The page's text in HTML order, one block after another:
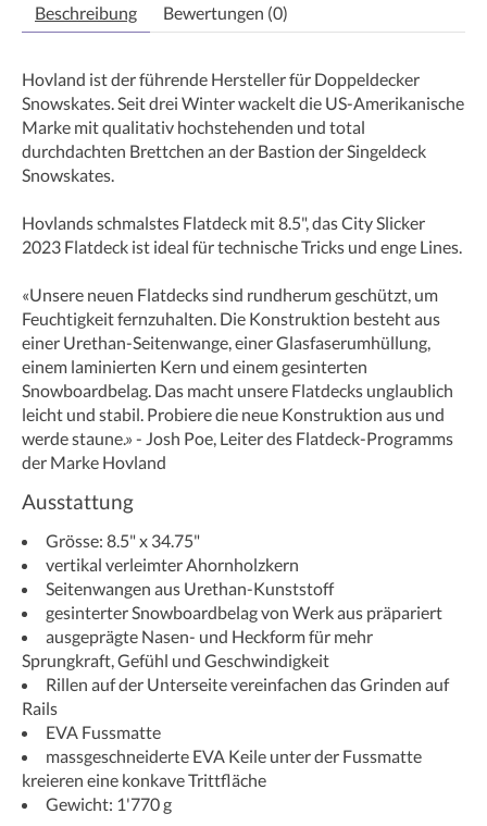
Beschreibung Bewertungen (0)
Hovland ist der führende Hersteller für Doppeldecker
Snowskates. Seit drei Winter wackelt die US-Amerikanische
Marke mit qualitativ hochstehenden und total
durchdachten Brettchen an der Bastion der Singeldeck
Snowskates.
Hovlands schmalstes Flatdeck mit 8.5", das City Slicker
2023 Flatdeck ist ideal für technische Tricks und enge Lines.
«Unsere neuen Flatdecks sind rundherum geschützt, um
Feuchtigkeit fernzuhalten. Die Konstruktion besteht aus
einer Urethan-Seitenwange, einer Glasfaserumhüllung,
einem laminierten Kern und einem gesinterten
Snowboardbelag. Das macht unsere Flatdecks unglaublich
leicht und stabil. Probiere die neue Konstruktion aus und
werde staune.» - Josh Poe, Leiter des Flatdeck-Programms
der Marke Hovland
Ausstattung
Grösse: 8.5" x 34.75"
vertikal verleimter Ahornholzkern
Seitenwangen aus Urethan-Kunststoff
gesinterter Snowboardbelag von Werk aus präpariert
ausgeprägte Nasen- und Heckform für mehr
Sprungkraft, Gefühl und Geschwindigkeit
Rillen auf der Unterseite vereinfachen das Grinden auf
Rails
EVA Fussmatte
massgeschneiderte EVA Keile unter der Fussmatte
kreieren eine konkave Trittfläche
Gewicht: 1'770 g